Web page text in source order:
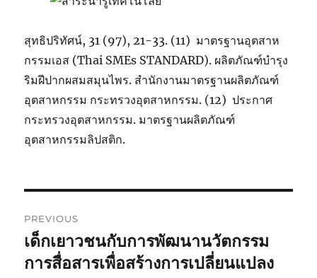
สุทธิปริทัศน์, 31 (97), 21-33. (11) มาตรฐานอุตสาห
กรรมเอส (Thai SMEs STANDARD). ผลิตภัณฑ์บำรุง
ริมฝีปากผสมสมุนไพร. สำนักงานมาตรฐานผลิตภัณฑ์
อุตสาหกรรม กระทรวงอุตสาหกรรม. (12) ประกาศ
กระทรวงอุตสาหกรรม. มาตรฐานผลิตภัณฑ์
อุตสาหกรรมลิปสติก.
navigation
PREVIOUS
Previous
post:
เด็กเยาวชนกับการพัฒนานวัตกรรม
การสื่อสารเพื่อสร้างการเปลี่ยนแปลง